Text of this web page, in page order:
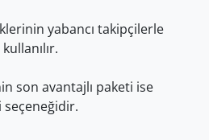
yabancı takipçilerle
son avantajlı paketi ise
seçeneğidir.